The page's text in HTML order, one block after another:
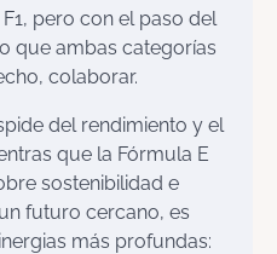
pero con el paso del
que ambas categorías
colaborar.
del rendimiento y el
que la Fórmula E
sostenibilidad e
futuro cercano, es
más profundas: